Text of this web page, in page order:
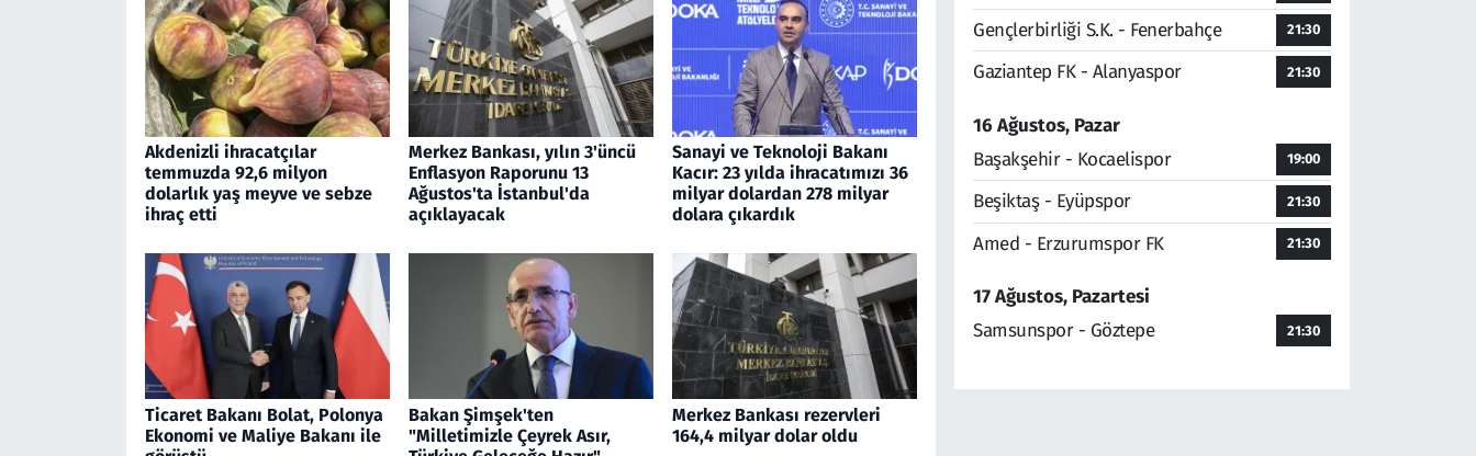
Akdenizli ihracatçılar
temmuzda 92,6 milyon
dolarlık yaş meyve ve sebze
ihraç etti
Merkez Bankası, yılın 3'üncü
Enflasyon Raporunu 13
Ağustos'ta İstanbul'da
açıklayacak
Sanayi ve Teknoloji Bakanı
Kacır: 23 yılda ihracatımızı 36
milyar dolardan 278 milyar
dolara çıkardık
Ticaret Bakanı Bolat, Polonya
Ekonomi ve Maliye Bakanı ile
Bakan Şimşek'ten
"Milletimizle Çeyrek Asır,
Merkez Bankası rezervleri
164,4 milyar dolar oldu
Gençlerbirliği S.K. - Fenerbahçe 21:30
Gaziantep FK - Alanyaspor 21:30
16 Ağustos, Pazar
Başakşehir - Kocaelispor
19:00
Beşiktaş - Eyüpspor 21:30
Amed - Erzurumspor FK 21:30
17 Ağustos, Pazartesi
Samsunspor - Göztepe
21:30